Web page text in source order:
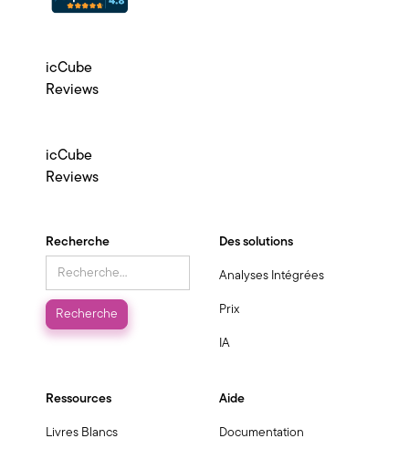
icCube
Reviews
icCube
Reviews
Recherche Des solutions
Analyses Intégrées
Prix
IA
Ressources
Livres Blancs
Aide
Documentation